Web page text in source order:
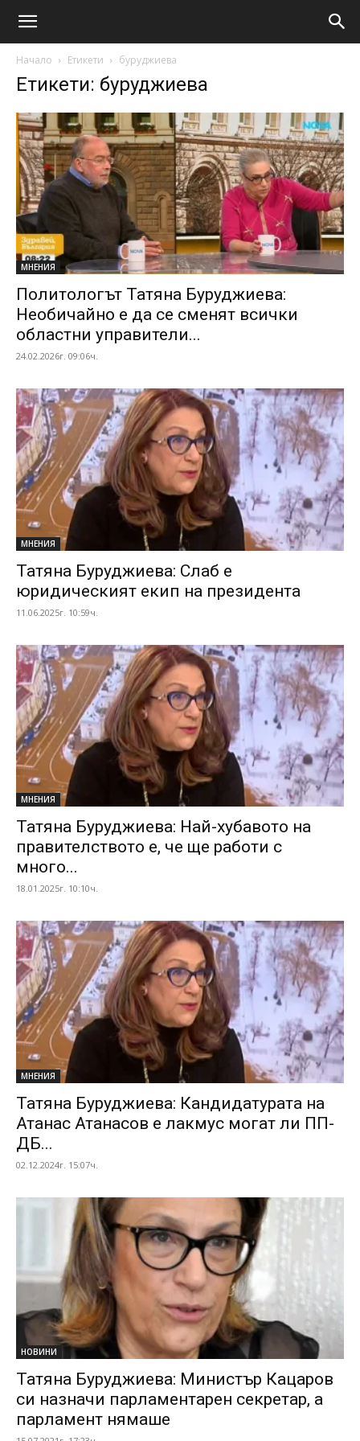
Начало Етикети буруджиева
Етикети: буруджиева
МНЕНИЯ
Политологът Татяна Буруджиева:
Необичайно е да се сменят всички
областни управители...
24.02.2026г. 09:06ч.
МНЕНИЯ
Татяна Буруджиева: Слаб е
юридическият екип на президента
11.06.2025г. 10:59ч.
МНЕНИЯ
Татяна Буруджиева: Най-хубавото на
правителството е, че ще работи с
много...
18.01.2025г. 10:10ч.
МНЕНИЯ
Татяна Буруджиева: Кандидатурата на
Атанас Атанасов е лакмус могат ли ПП-
ДБ...
02.12.2024г. 15:07ч.
НОВИНИ
Татяна Буруджиева: Министър Кацаров
си назначи парламентарен секретар, а
парламент нямаше